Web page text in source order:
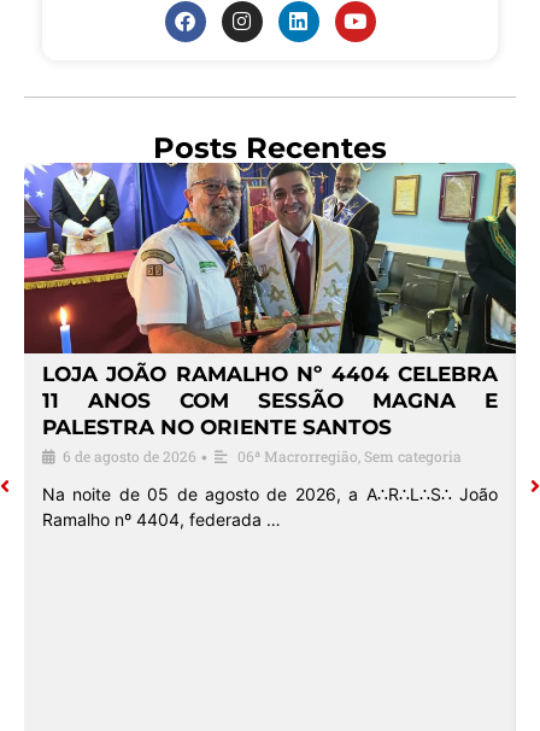
Posts Recentes
LOJA JOÃO RAMALHO Nº 4404 CELEBRA
11 ANOS COM SESSÃO MAGNA E
PALESTRA NO ORIENTE SANTOS
6 de agosto de 2026 • 06ª Macrorregião Sem categoria
Na noite de 05 de agosto de 2026, a A∴R∴L∴S∴ João
Ramalho nº 4404, federada …